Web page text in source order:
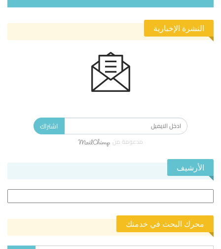
النشرة الإخبارية
اشتراك
مدعومة من
الأرشيف
محرك البحث في خدمتك